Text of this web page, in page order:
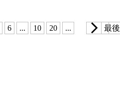
6 ... 10 20 ... 最